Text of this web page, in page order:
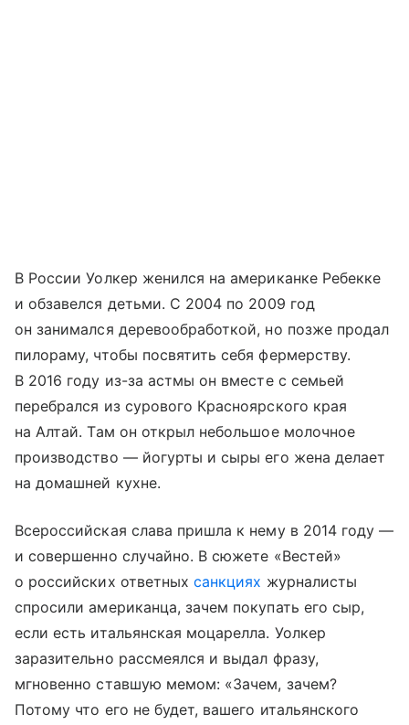
В России Уолкер женился на американке Ребекке
и обзавелся детьми. С 2004 по 2009 год
он занимался деревообработкой, но позже продал
пилораму, чтобы посвятить себя фермерству.
В 2016 году из-за астмы он вместе с семьей
перебрался из сурового Красноярского края
на Алтай. Там он открыл небольшое молочное
производство — йогурты и сыры его жена делает
на домашней кухне.
Всероссийская слава пришла к нему в 2014 году —
и совершенно случайно. В сюжете «Вестей»
о российских ответныхсанкциях журналисты
спросили американца, зачем покупать его сыр,
если есть итальянская моцарелла. Уолкер
заразительно рассмеялся и выдал фразу,
мгновенно ставшую мемом: «Зачем, зачем?
Потому что его не будет, вашего итальянского